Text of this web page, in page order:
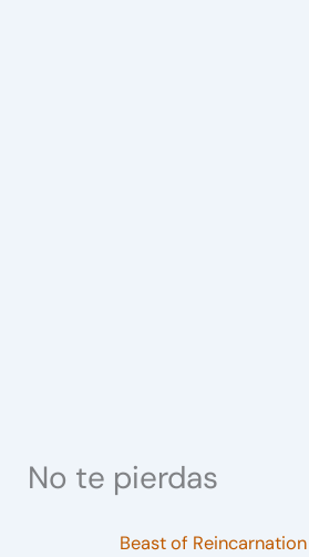
No te pierdas
Beast of